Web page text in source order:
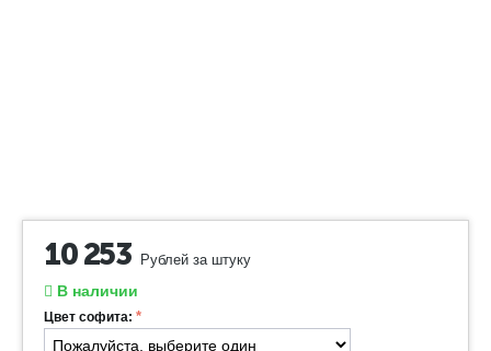
10 253 Рублей за штуку
В наличии
Цвет софита: